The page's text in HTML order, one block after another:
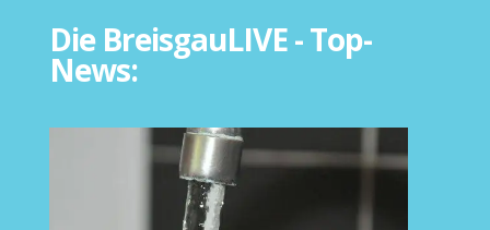
Die BreisgauLIVE - Top-
News: